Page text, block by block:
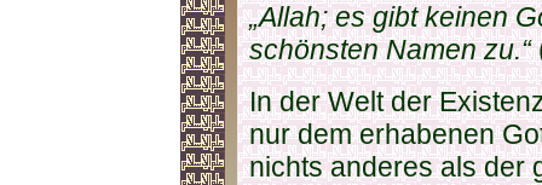
„Allah; es gibt keinen
schönsten Namen zu.“
In der Welt der
nur dem erhabenen
nichts anderes als der